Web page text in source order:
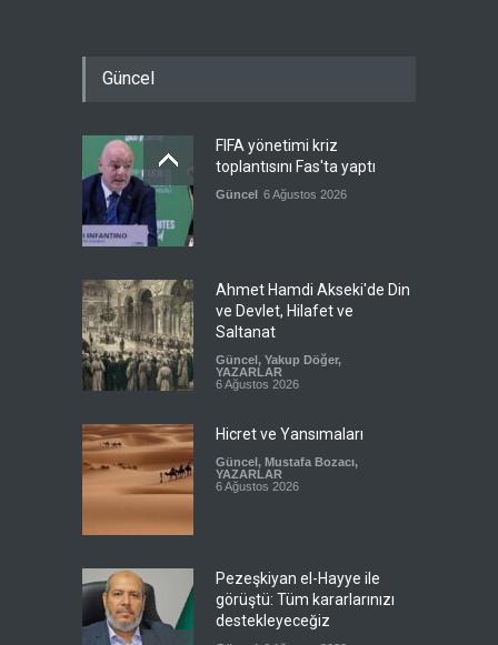
Güncel
FIFA yönetimi kriz
toplantısını Fas'ta yaptı
Güncel 6 Ağustos 2026
Ahmet Hamdi Akseki'de Din
ve Devlet, Hilafet ve
Saltanat
Güncel , Yakup Döğer,
YAZARLAR
6 Ağustos 2026
Hicret ve Yansımaları
Güncel , Mustafa Bozacı,
YAZARLAR
6 Ağustos 2026
Pezeşkiyan el-Hayye ile
görüştü: Tüm kararlarınızı
destekleyeceğiz